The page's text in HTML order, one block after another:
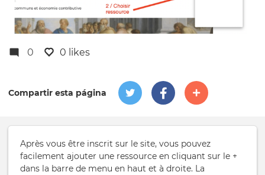
0 0 likes
Compartir esta página
Après vous être inscrit sur le site, vous pouvez
facilement ajouter une ressource en cliquant sur le +
dans la barre de menu en haut et à droite. La